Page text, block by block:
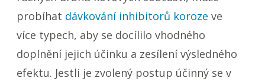
probíhat dávkování inhibitorů koroze ve
více typech, aby se docílilo vhodného
doplnění jejich účinku a zesílení výsledného
efektu. Jestli je zvolený postup účinný se v